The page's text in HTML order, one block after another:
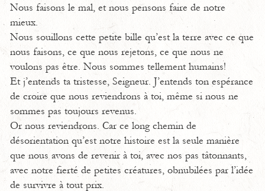
Nous faisons le mal, et nous pensons faire de notre
mieux.
Nous souillons cette petite bille qu’est la terre avec ce que
nous faisons, ce que nous rejetons, ce que nous ne
voulons pas être. Nous sommes tellement humains!
Et j’entends ta tristesse, Seigneur. J’entends ton espérance
de croire que nous reviendrons à toi, même si nous ne
sommes pas toujours revenus.
Or nous reviendrons. Car ce long chemin de
désorientation qu’est notre histoire est la seule manière
que nous avons de revenir à toi, avec nos pas tâtonnants,
avec notre fierté de petites créatures, obnubilées par l’idée
de survivre à tout prix.